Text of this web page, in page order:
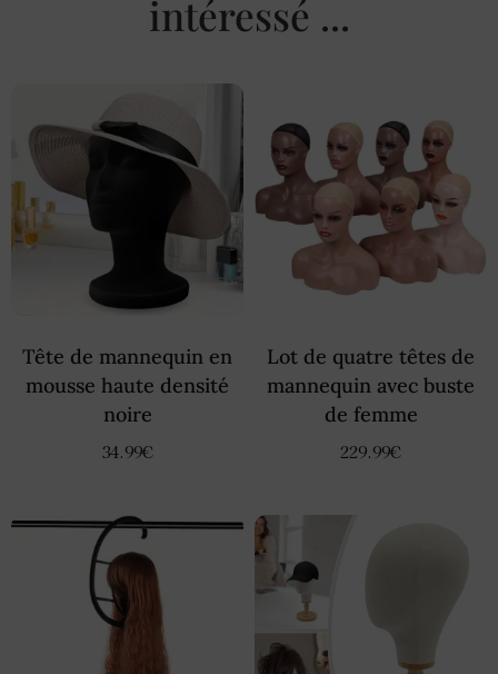
intéressé ...
Tête de mannequin en
mousse haute densité
noire
34.99€
Lot de quatre têtes de
mannequin avec buste
de femme
229.99€